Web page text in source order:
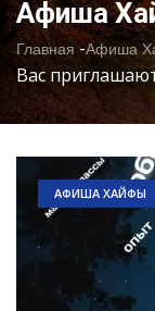
Афиша
Главная-Афиша
Вас
АФИША ХАЙФЫ